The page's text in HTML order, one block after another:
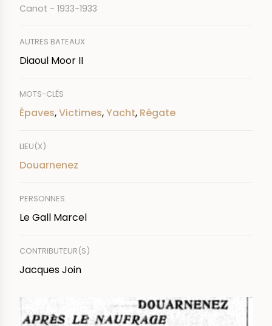
Canot - 1933-1933
AUTRES BATEAUX
Diaoul Moor II
MOTS-CLÉS
Épaves,Victimes,Yacht, Régate
LIEU(X)
Douarnenez
PERSONNES
Le Gall Marcel
CONTRIBUTEUR(S)
Jacques Join
IMAGE